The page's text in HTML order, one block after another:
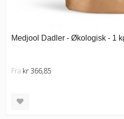
Medjool Dadler - Økologisk - 1
Fra kr 366,85